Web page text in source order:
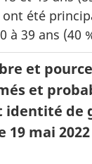
ont été
à 39 ans (40
et
et
identité de
mai